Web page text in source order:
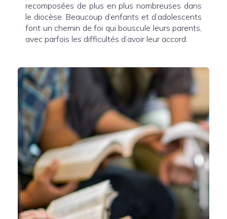
recomposées de plus en plus nombreuses dans
le diocèse. Beaucoup d’enfants et d’adolescents
font un chemin de foi qui bouscule leurs parents,
avec parfois les difficultés d’avoir leur accord.